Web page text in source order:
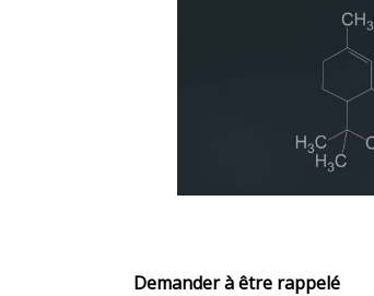
Demander à être rappelé